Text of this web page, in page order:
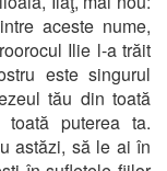
aceste nume,
Ilie l-a trăit
este singurul
tău din toată
puterea ta.
astăzi, să le ai în